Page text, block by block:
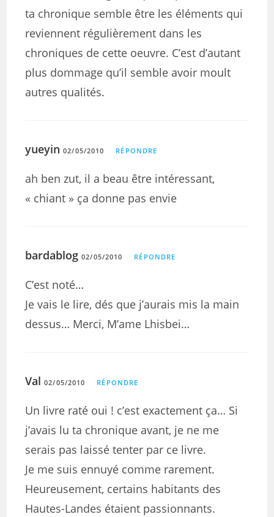
ta chronique semble être les éléments qui
reviennent régulièrement dans les
chroniques de cette oeuvre. C’est d’autant
plus dommage qu’il semble avoir moult
autres qualités.
yueyin 02/05/2010 RÉPONDRE
ah ben zut, il a beau être intéressant,
« chiant » ça donne pas envie
bardablog 02/05/2010 RÉPONDRE
C’est noté…
Je vais le lire, dés que j’aurais mis la main
dessus… Merci, M’ame Lhisbei…
Val 02/05/2010 RÉPONDRE
Un livre raté oui ! c’est exactement ça… Si
j’avais lu ta chronique avant, je ne me
serais pas laissé tenter par ce livre.
Je me suis ennuyé comme rarement.
Heureusement, certains habitants des
Hautes-Landes étaient passionnants.